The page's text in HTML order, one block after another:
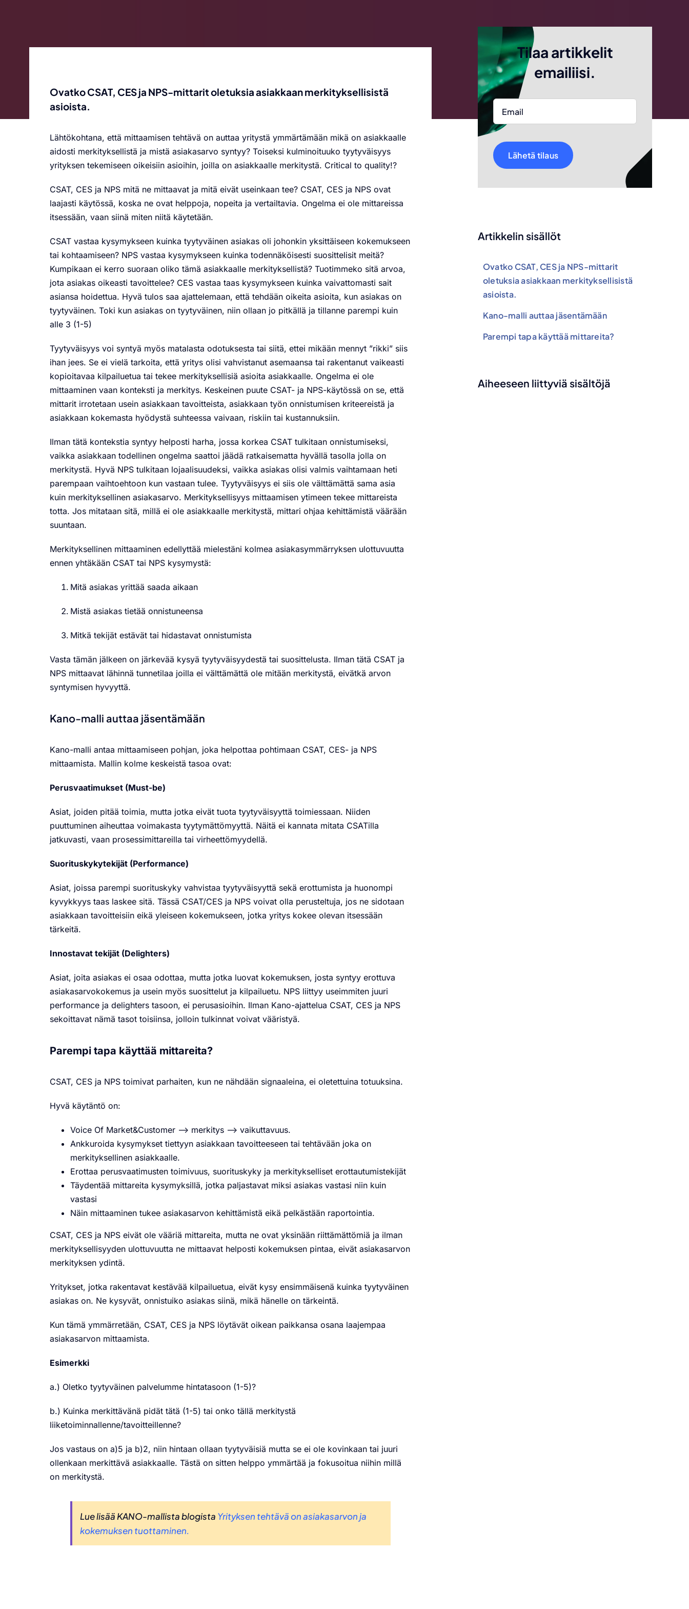
Ovatko CSAT, CES ja NPS-mittarit oletuksia asiakkaan merkityksellisistä
asioista.
Lähtökohtana, että mittaamisen tehtävä on auttaa yritystä ymmärtämään mikä on asiakkaalle
aidosti merkityksellistä ja mistä asiakasarvo syntyy? Toiseksi kulminoituuko tyytyväisyys
yrityksen tekemiseen oikeisiin asioihin, joilla on asiakkaalle merkitystä. Critical to quality!?
CSAT, CES ja NPS mitä ne mittaavat ja mitä eivät useinkaan tee? CSAT, CES ja NPS ovat
laajasti käytössä, koska ne ovat helppoja, nopeita ja vertailtavia. Ongelma ei ole mittareissa
itsessään, vaan siinä miten niitä käytetään.
CSAT vastaa kysymykseen kuinka tyytyväinen asiakas oli johonkin yksittäiseen kokemukseen
tai kohtaamiseen? NPS vastaa kysymykseen kuinka todennäköisesti suosittelisit meitä?
Kumpikaan ei kerro suoraan oliko tämä asiakkaalle merkityksellistä? Tuotimmeko sitä arvoa,
jota asiakas oikeasti tavoittelee? CES vastaa taas kysymykseen kuinka vaivattomasti sait
asiansa hoidettua. Hyvä tulos saa ajattelemaan, että tehdään oikeita asioita, kun asiakas on
tyytyväinen. Toki kun asiakas on tyytyväinen, niin ollaan jo pitkällä ja tillanne parempi kuin
alle 3 (1-5)
Tyytyväisyys voi syntyä myös matalasta odotuksesta tai siitä, ettei mikään mennyt ”rikki” siis
ihan jees. Se ei vielä tarkoita, että yritys olisi vahvistanut asemaansa tai rakentanut vaikeasti
kopioitavaa kilpailuetua tai tekee merkityksellisiä asioita asiakkaalle. Ongelma ei ole
mittaaminen vaan konteksti ja merkitys. Keskeinen puute CSAT- ja NPS-käytössä on se, että
mittarit irrotetaan usein asiakkaan tavoitteista, asiakkaan työn onnistumisen kriteereistä ja
asiakkaan kokemasta hyödystä suhteessa vaivaan, riskiin tai kustannuksiin.
Ilman tätä kontekstia syntyy helposti harha, jossa korkea CSAT tulkitaan onnistumiseksi,
vaikka asiakkaan todellinen ongelma saattoi jäädä ratkaisematta hyvällä tasolla jolla on
merkitystä. Hyvä NPS tulkitaan lojaalisuudeksi, vaikka asiakas olisi valmis vaihtamaan heti
parempaan vaihtoehtoon kun vastaan tulee. Tyytyväisyys ei siis ole välttämättä sama asia
kuin merkityksellinen asiakasarvo. Merkityksellisyys mittaamisen ytimeen tekee mittareista
totta. Jos mitataan sitä, millä ei ole asiakkaalle merkitystä, mittari ohjaa kehittämistä väärään
suuntaan.
Merkityksellinen mittaaminen edellyttää mielestäni kolmea asiakasymmärryksen ulottuvuutta
ennen yhtäkään CSAT tai NPS kysymystä:
Mitä asiakas yrittää saada aikaan
Mistä asiakas tietää onnistuneensa
Mitkä tekijät estävät tai hidastavat onnistumista
Vasta tämän jälkeen on järkevää kysyä tyytyväisyydestä tai suosittelusta. Ilman tätä CSAT ja
NPS mittaavat lähinnä tunnetilaa joilla ei välttämättä ole mitään merkitystä, eivätkä arvon
syntymisen hyvyyttä.
Kano-malli auttaa jäsentämään
Kano-malli antaa mittaamiseen pohjan, joka helpottaa pohtimaan CSAT, CES- ja NPS
mittaamista. Mallin kolme keskeistä tasoa ovat:
Perusvaatimukset (Must-be)
Asiat, joiden pitää toimia, mutta jotka eivät tuota tyytyväisyyttä toimiessaan. Niiden
puuttuminen aiheuttaa voimakasta tyytymättömyyttä. Näitä ei kannata mitata CSATilla
jatkuvasti, vaan prosessimittareilla tai virheettömyydellä.
Suorituskykytekijät (Performance)
Asiat, joissa parempi suorituskyky vahvistaa tyytyväisyyttä sekä erottumista ja huonompi
kyvykkyys taas laskee sitä. Tässä CSAT/CES ja NPS voivat olla perusteltuja, jos ne sidotaan
asiakkaan tavoitteisiin eikä yleiseen kokemukseen, jotka yritys kokee olevan itsessään
tärkeitä.
Innostavat tekijät (Delighters)
Asiat, joita asiakas ei osaa odottaa, mutta jotka luovat kokemuksen, josta syntyy erottuva
asiakasarvokokemus ja usein myös suosittelut ja kilpailuetu. NPS liittyy useimmiten juuri
performance ja delighters tasoon, ei perusasioihin. Ilman Kano-ajattelua CSAT, CES ja NPS
sekoittavat nämä tasot toisiinsa, jolloin tulkinnat voivat vääristyä.
Parempi tapa käyttää mittareita?
CSAT, CES ja NPS toimivat parhaiten, kun ne nähdään signaaleina, ei oletettuina totuuksina.
Hyvä käytäntö on:
Voice Of Market&Customer –> merkitys –> vaikuttavuus.
Ankkuroida kysymykset tiettyyn asiakkaan tavoitteeseen tai tehtävään joka on
merkityksellinen asiakkaalle.
Erottaa perusvaatimusten toimivuus, suorituskyky ja merkitykselliset erottautumistekijät
Täydentää mittareita kysymyksillä, jotka paljastavat miksi asiakas vastasi niin kuin
vastasi
Näin mittaaminen tukee asiakasarvon kehittämistä eikä pelkästään raportointia.
CSAT, CES ja NPS eivät ole vääriä mittareita, mutta ne ovat yksinään riittämättömiä ja ilman
merkityksellisyyden ulottuvuutta ne mittaavat helposti kokemuksen pintaa, eivät asiakasarvon
merkityksen ydintä.
Yritykset, jotka rakentavat kestävää kilpailuetua, eivät kysy ensimmäisenä kuinka tyytyväinen
asiakas on. Ne kysyvät, onnistuiko asiakas siinä, mikä hänelle on tärkeintä.
Kun tämä ymmärretään, CSAT, CES ja NPS löytävät oikean paikkansa osana laajempaa
asiakasarvon mittaamista.
Esimerkki
a.) Oletko tyytyväinen palvelumme hintatasoon (1-5)?
b.) Kuinka merkittävänä pidät tätä (1-5) tai onko tällä merkitystä
liiketoiminnallenne/tavoitteillenne?
Jos vastaus on a)5 ja b)2, niin hintaan ollaan tyytyväisiä mutta se ei ole kovinkaan tai juuri
ollenkaan merkittävä asiakkaalle. Tästä on sitten helppo ymmärtää ja fokusoitua niihin millä
on merkitystä.
Lue lisää KANO-mallista blogista Yrityksen tehtävä on asiakasarvon ja
kokemuksen tuottaminen.
Tilaa artikkelit
emailiisi.
Lähetä tilaus
Artikkelin sisällöt
Ovatko CSAT, CES ja NPS-mittarit
oletuksia asiakkaan merkityksellisistä
asioista.
Kano-malli auttaa jäsentämään
Parempi tapa käyttää mittareita?
Aiheeseen liittyviä sisältöjä